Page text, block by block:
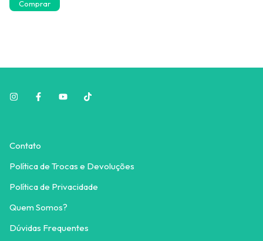
Contato
Política de Trocas e Devoluções
Política de Privacidade
Quem Somos?
Dúvidas Frequentes